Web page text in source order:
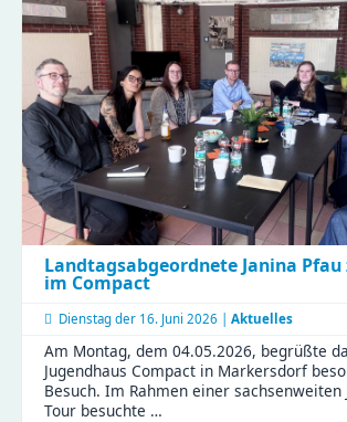
ZWO
eröffnet
–
Platz
für
eure
Streetart
Landtagsabgeordnete Janina Pfau
im Compact
Dienstag der 16. Juni 2026 | Aktuelles
Am Montag, dem 04.05.2026, begrüßte
Jugendhaus Compact in Markersdorf
Besuch. Im Rahmen einer sachsenweiten
Tour besuchte …